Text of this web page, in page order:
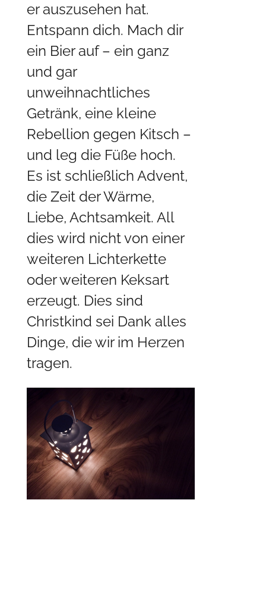
er auszusehen hat.
Entspann dich. Mach dir
ein Bier auf – ein ganz
und gar
unweihnachtliches
Getränk, eine kleine
Rebellion gegen Kitsch –
und leg die Füße hoch.
Es ist schließlich Advent,
die Zeit der Wärme,
Liebe, Achtsamkeit. All
dies wird nicht von einer
weiteren Lichterkette
oder weiteren Keksart
erzeugt. Dies sind
Christkind sei Dank alles
Dinge, die wir im Herzen
tragen.